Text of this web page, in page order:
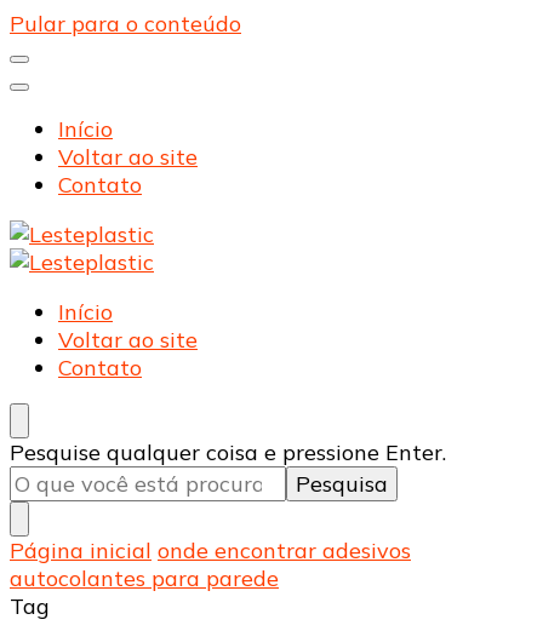
Pular para o conteúdo
Início
Voltar ao site
Contato
Lesteplastic
Blog – Lesteplastic
Lesteplastic
Blog – Lesteplastic
Início
Voltar ao site
Contato
Procurando
algo?
Pesquise qualquer coisa e pressione Enter.
Página inicial onde encontrar adesivos
autocolantes para parede
Tag